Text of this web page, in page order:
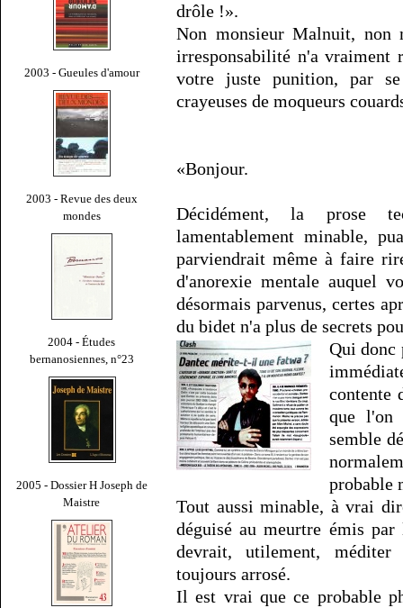
2003 - Gueules d'amour
2003 - Revue des deux
mondes
2004 - Études
bernanosiennes, n°23
2005 - Dossier H Joseph de
Maistre
drôle !».
Non monsieur Malnuit, non
irresponsabilité n'a
votre juste punition, par
crayeuses de moqueurs
«Bonjour.
Décidément, la prose
lamentablement minable,
parviendrait même à faire
d'anorexie mentale auquel
désormais parvenus, certes
du bidet n'a plus de secrets
Qui donc
contente
que l'on
semble
probable
Tout aussi minable, à vrai
déguisé au meurtre émis
devrait, utilement,
toujours arrosé.
Il est vrai que ce probable